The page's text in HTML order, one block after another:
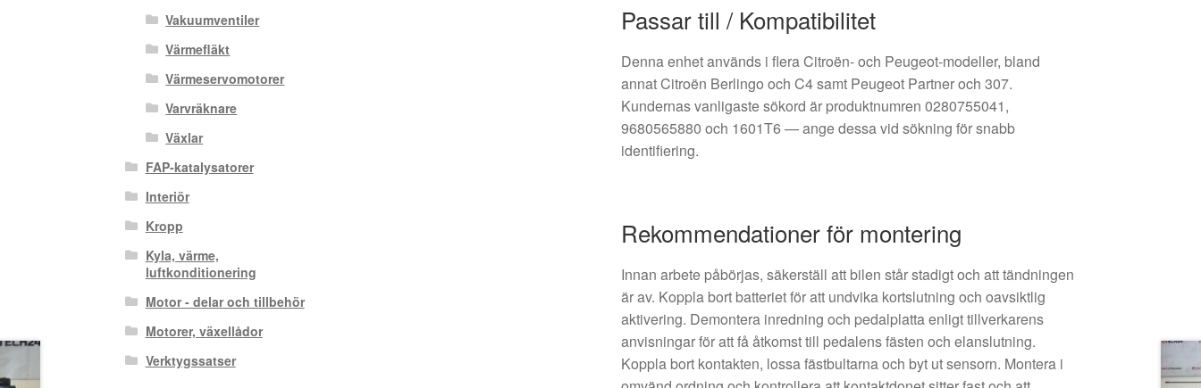
Passar till / Kompatibilitet
Denna enhet används i flera Citroën- och Peugeot-modeller, bland
annat Citroën Berlingo och C4 samt Peugeot Partner och 307.
Kundernas vanligaste sökord är produktnumren 0280755041,
9680565880 och 1601T6 — ange dessa vid sökning för snabb
identifiering.
Rekommendationer för montering
Innan arbete påbörjas, säkerställ att bilen står stadigt och att tändningen
är av. Koppla bort batteriet för att undvika kortslutning och oavsiktlig
aktivering. Demontera inredning och pedalplatta enligt tillverkarens
anvisningar för att få åtkomst till pedalens fästen och elanslutning.
Koppla bort kontakten, lossa fästbultarna och byt ut sensorn. Montera i
Vakuumventiler
Värmefläkt
Värmeservomotorer
Varvräknare
Växlar
FAP-katalysatorer
Interiör
Kropp
Kyla, värme,
luftkonditionering
Motor - delar och tillbehör
Motorer, växellådor
Verktygssatser